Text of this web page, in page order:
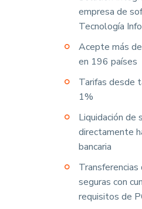
empresa de
Tecnología
Acepte más
en 196 países
Tarifas desde
1%
Liquidación de
directamente
bancaria
seguras con
requisitos de